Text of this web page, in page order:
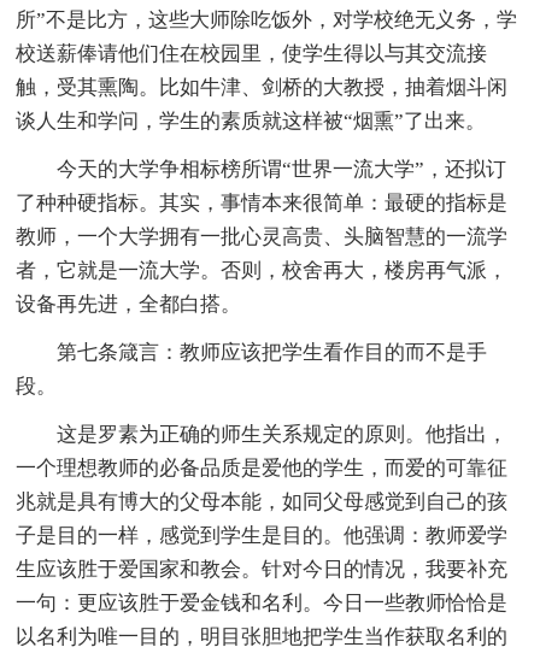
所”不是比方，这些大师除吃饭外，对学校绝无义务，学
校送薪俸请他们住在校园里，使学生得以与其交流接
触，受其熏陶。比如牛津、剑桥的大教授，抽着烟斗闲
谈人生和学问，学生的素质就这样被“烟熏”了出来。
今天的大学争相标榜所谓“世界一流大学”，还拟订
了种种硬指标。其实，事情本来很简单：最硬的指标是
教师，一个大学拥有一批心灵高贵、头脑智慧的一流学
者，它就是一流大学。否则，校舍再大，楼房再气派，
设备再先进，全都白搭。
第七条箴言：教师应该把学生看作目的而不是手
段。
这是罗素为正确的师生关系规定的原则。他指出，
一个理想教师的必备品质是爱他的学生，而爱的可靠征
兆就是具有博大的父母本能，如同父母感觉到自己的孩
子是目的一样，感觉到学生是目的。他强调：教师爱学
生应该胜于爱国家和教会。针对今日的情况，我要补充
一句：更应该胜于爱金钱和名利。今日一些教师恰恰是
以名利为唯一目的，明目张胆地把学生当作获取名利的